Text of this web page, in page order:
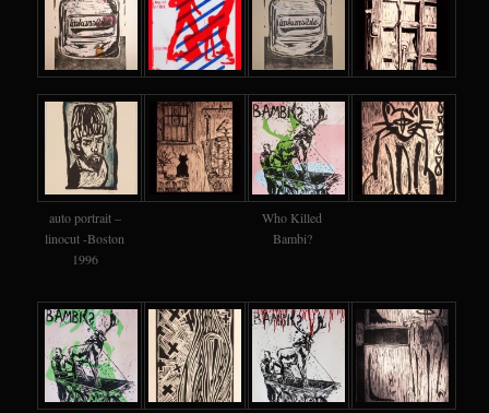
auto portrait –
linocut -Boston
1996
Who Killed
Bambi?